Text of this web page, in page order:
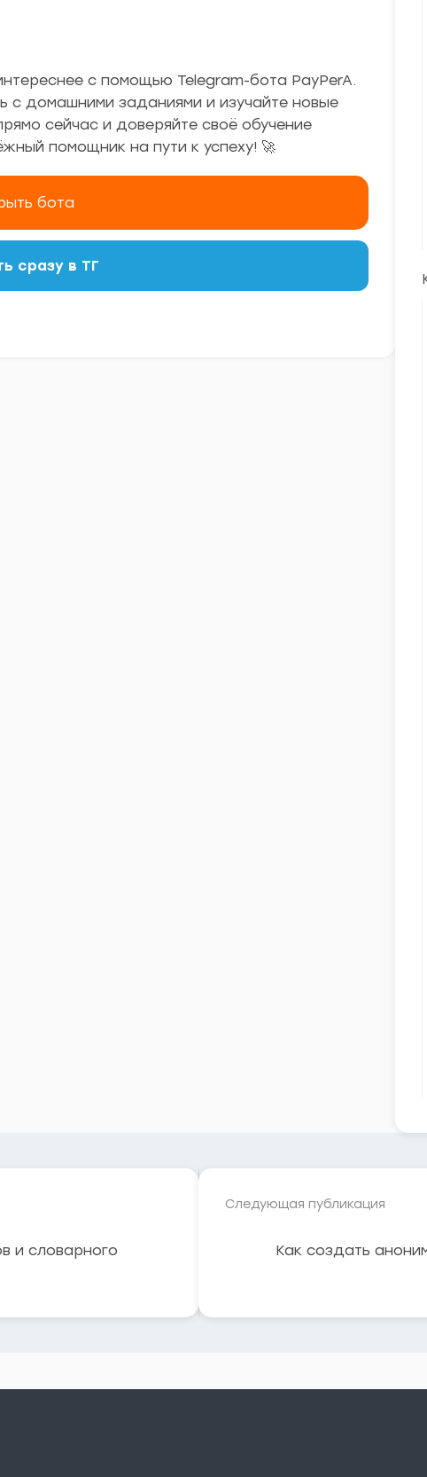
с помощью Telegram-бота PayPerA.
с домашними заданиями и изучайте новые
сейчас и доверяйте своё обучение
помощник на пути к успеху! 🚀
бота
сразу в ТГ
и словарного
Следующая публикация
Как создать